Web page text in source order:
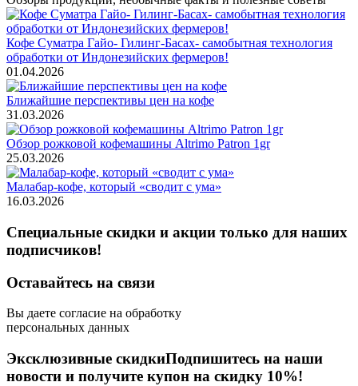
Кофе Суматра Гайо- Гилинг-Басах- самобытная технология
обработки от Индонезийских фермеров!
01.04.2026
Ближайшие перспективы цен на кофе
31.03.2026
Обзор рожковой кофемашины Altrimo Patron 1gr
25.03.2026
Малабар-кофе, который «сводит с ума»
16.03.2026
Специальные скидки и акции только для наших
подписчиков!
Оставайтесь на связи
Вы даете согласие на обработку
персональных данных
Эксклюзивные скидкиПодпишитесь на наши
новости и получите купон на скидку 10%!